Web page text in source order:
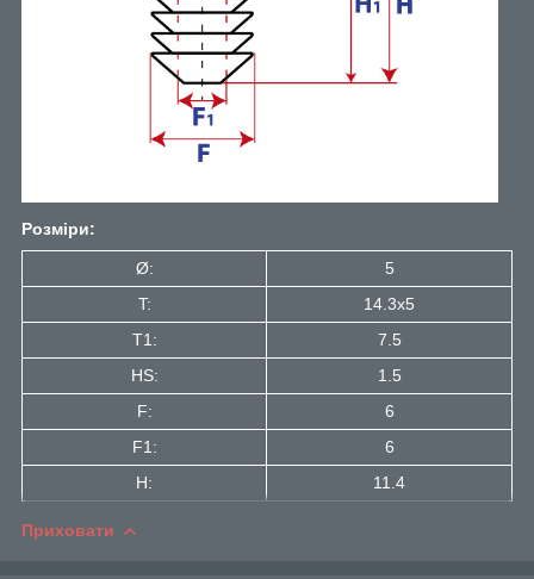
Розміри:
Ø:
5
T:
14.3x5
T1:
7.5
HS:
1.5
F:
6
F1:
6
H:
11.4
Приховати